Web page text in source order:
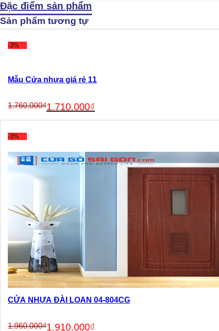
Đặc điểm sản phẩm
Sản phẩm tương tự
-3%
Mẫu Cửa nhựa giá rẻ 11
1.760.000₫
price
was:
1.710.000₫
price
is:
-3%
CỬA NHỰA ĐÀI LOAN 04-804CG
1.960.000₫1.910.000₫